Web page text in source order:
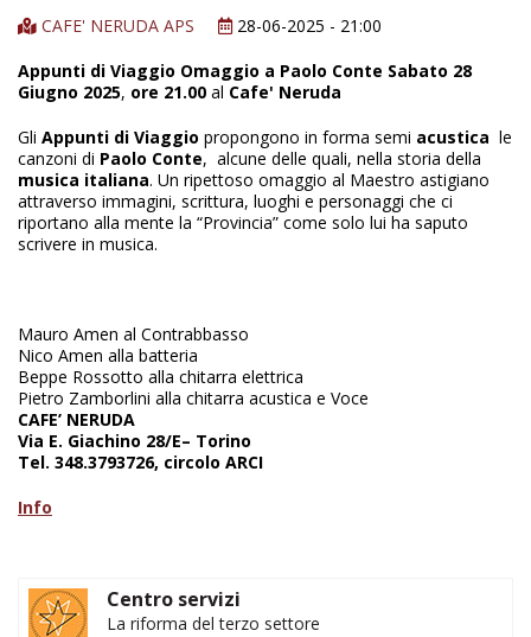
CAFE' NERUDA APS
28-06-2025 - 21:00
Appunti di Viaggio Omaggio a Paolo Conte Sabato 28
Giugno 2025, ore 21.00 al Cafe' Neruda
Gli Appunti di Viaggio propongono in forma semi acustica le
canzoni di Paolo Conte, alcune delle quali, nella storia della
musica italiana. Un ripettoso omaggio al Maestro astigiano
attraverso immagini, scrittura, luoghi e personaggi che ci
riportano alla mente la “Provincia” come solo lui ha saputo
scrivere in musica.
Mauro Amen al Contrabbasso
Nico Amen alla batteria
Beppe Rossotto alla chitarra elettrica
Pietro Zamborlini alla chitarra acustica e Voce
CAFE’ NERUDA
Via E. Giachino 28/E– Torino
Tel. 348.3793726, circolo ARCI
Info
Centro servizi
La riforma del terzo settore